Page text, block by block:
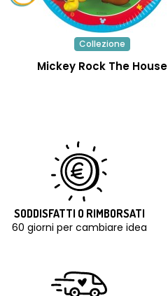
Collezione
Mickey Rock The House
SODDISFATTI O RIMBORSATI
60 giorni per cambiare idea